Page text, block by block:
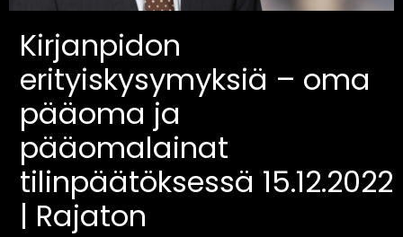
Kirjanpidon
erityiskysymyksiä – oma
pääoma ja
pääomalainat
tilinpäätöksessä 15.12.2022
| Rajaton